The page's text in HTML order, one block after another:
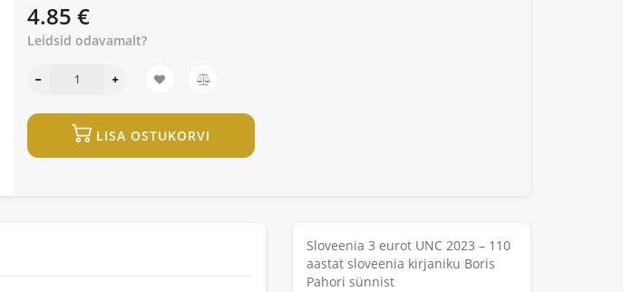
4.85 €
Leidsid odavamalt?
LISA OSTUKORVI
Sloveenia 3 eurot UNC 2023 – 110
aastat sloveenia kirjaniku Boris
Pahori sünnist